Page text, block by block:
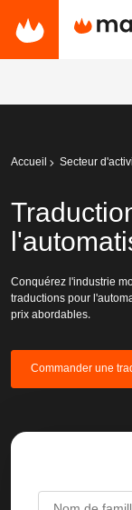
Accueil Secteur
Conquérez l'industrie
traductions pour
prix abordables.
Commander une